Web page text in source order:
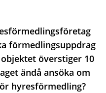
förmedlingsuppdrag
överstiger 10
ändå ansöka om
hyresförmedling?